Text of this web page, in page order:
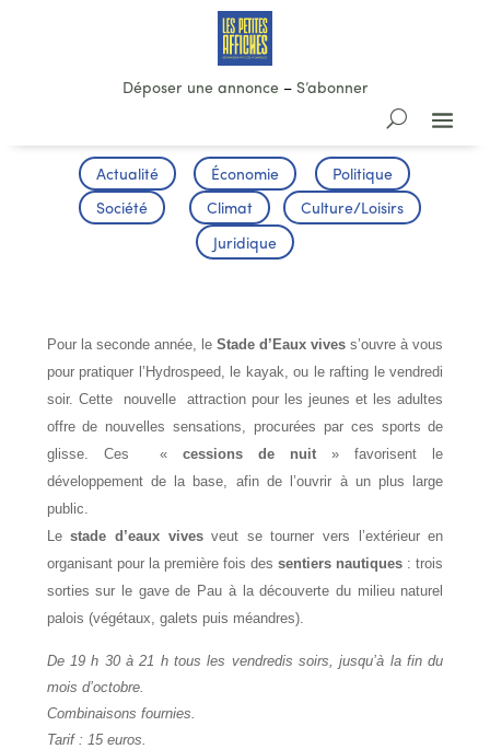
Déposer une annonce– S’abonner
Actualité Économie Politique
Société Climat Culture/Loisirs
Juridique
Pour la seconde année, le Stade d’Eaux vives s’ouvre à vous
pour pratiquer l’Hydrospeed, le kayak, ou le rafting le vendredi
soir. Cette nouvelle attraction pour les jeunes et les adultes
offre de nouvelles sensations, procurées par ces sports de
glisse. Ces « cessions de nuit » favorisent le
développement de la base, afin de l’ouvrir à un plus large
public.
Lestade d’eaux vivesveut se tourner vers l’extérieur en
organisant pour la première fois dessentiers nautiques : trois
sorties sur le gave de Pau à la découverte du milieu naturel
palois (végétaux, galets puis méandres).
De 19 h 30 à 21 h tous les vendredis soirs, jusqu’à la fin du
mois d’octobre.
Combinaisons fournies.
Tarif : 15 euros.